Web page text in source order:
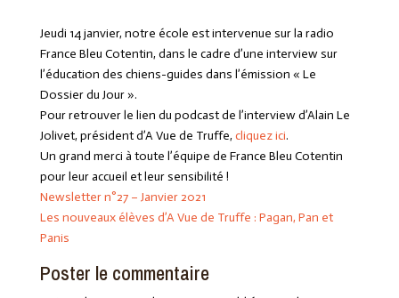
Jeudi 14 janvier, notre école est intervenue sur la radio
France Bleu Cotentin, dans le cadre d’une interview sur
l’éducation des chiens-guides dans l’émission « Le
Dossier du Jour ».
Pour retrouver le lien du podcast de l’interview d’Alain Le
Jolivet, président d’A Vue de Truffe, cliquez ici.
Un grand merci à toute l’équipe de France Bleu Cotentin
pour leur accueil et leur sensibilité !
Newsletter n°27 – Janvier 2021
Les nouveaux élèves d’A Vue de Truffe : Pagan, Pan et
Panis
Poster le commentaire